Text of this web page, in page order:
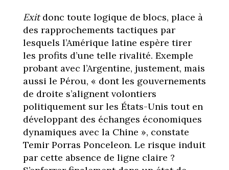
Exitdonc toute logique de blocs, place à
des rapprochements tactiques par
lesquels l’Amérique latine espère tirer
les profits d’une telle rivalité. Exemple
probant avec l’Argentine, justement, mais
aussi le Pérou, « dont les gouvernements
de droite s’alignent volontiers
politiquement sur les États-Unis tout en
développant des échanges économiques
dynamiques avec la Chine », constate
Temir Porras Ponceleon. Le risque induit
par cette absence de ligne claire ?